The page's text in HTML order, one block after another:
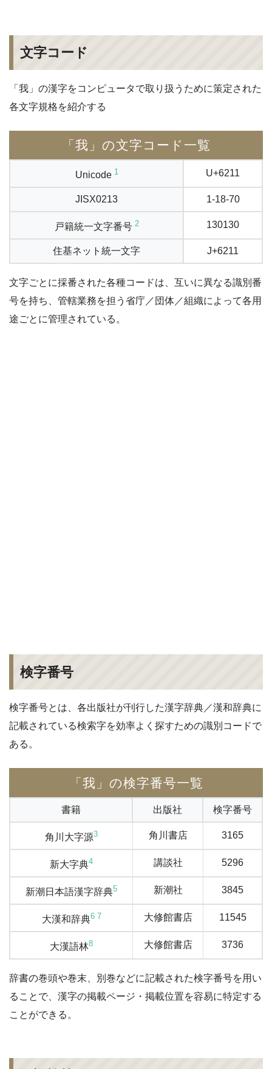
文字コード
「我」の漢字をコンピュータで取り扱うために策定された
各文字規格を紹介する
「我」の文字コード一覧
Unicode 1 U+6211
JISX0213 1-18-70
戸籍統一文字番号 2 130130
住基ネット統一文字 J+6211
文字ごとに採番された各種コードは、互いに異なる識別番
号を持ち、管轄業務を担う省庁／団体／組織によって各用
途ごとに管理されている。
検字番号
検字番号とは、各出版社が刊行した漢字辞典／漢和辞典に
記載されている検索字を効率よく探すための識別コードで
ある。
「我」の検字番号一覧
書籍 出版社 検字番号
角川大字源3 角川書店 3165
新大字典4 講談社 5296
新潮日本語漢字辞典5 新潮社 3845
大漢和辞典6 7 大修館書店 11545
大漢語林8 大修館書店 3736
辞書の巻頭や巻末、別巻などに記載された検字番号を用い
ることで、漢字の掲載ページ・掲載位置を容易に特定する
ことができる。